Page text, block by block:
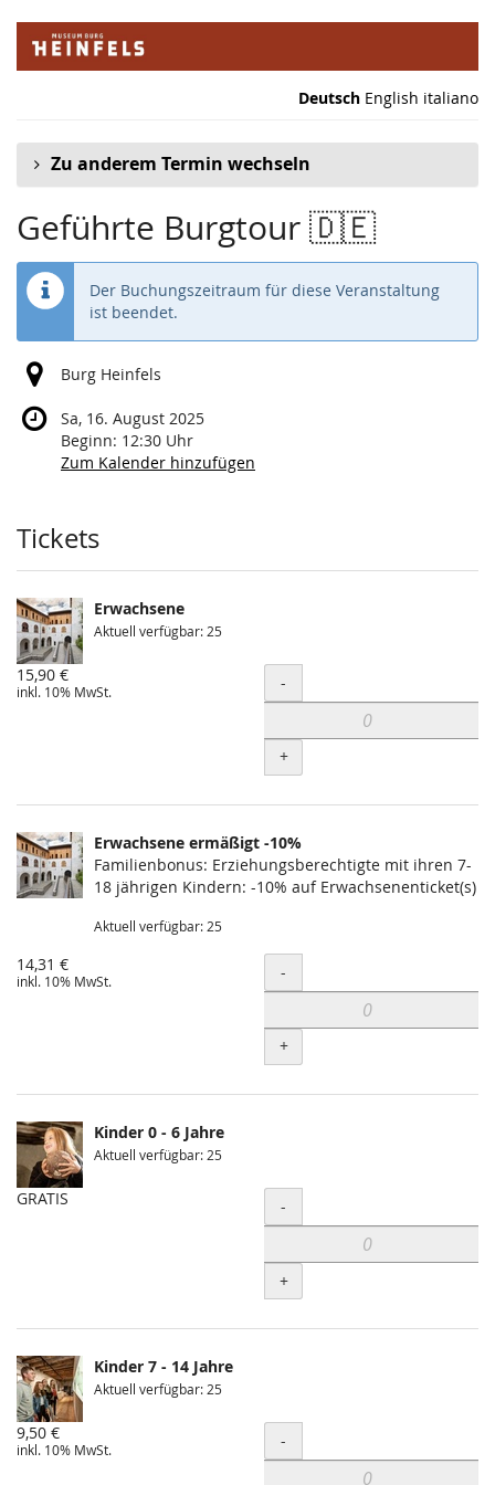
Zum
Haupt-
Deutsch English italiano
Zu anderem Termin wechseln
Geführte Burgtour 🇩🇪
Der Buchungszeitraum für diese Veranstaltung
ist beendet.
Burg Heinfels
Sa, 16. August 2025
Beginn: 12:30 Uhr
Zum Kalender hinzufügen
Produkte
Tickets
Erwachsene
Aktuell verfügbar: 25
15,90 €
inkl. 10% MwSt. Menge
-
+
Erwachsene ermäßigt -10%
Familienbonus: Erziehungsberechtigte mit ihren 7-
18 jährigen Kindern: -10% auf Erwachsenenticket(s)
Aktuell verfügbar: 25
14,31 €
inkl. 10% MwSt. Menge
-
+
Kinder 0 - 6 Jahre
Aktuell verfügbar: 25
GRATIS Menge
-
+
Kinder 7 - 14 Jahre
Aktuell verfügbar: 25
9,50 €
inkl. 10% MwSt. Menge
-